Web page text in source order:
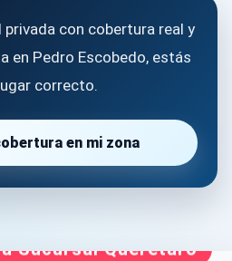
con cobertura real y
en Pedro Escobedo, estás
correcto.
en mi zona
Sucursal Querétaro